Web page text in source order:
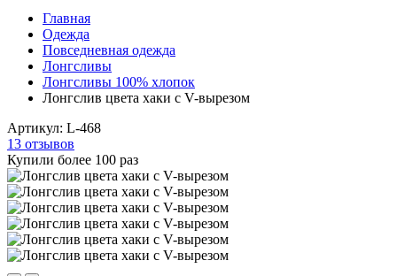
Главная
Одежда
Повседневная одежда
Лонгсливы
Лонгсливы 100% хлопок
Лонгслив цвета хаки с V-вырезом
Артикул: L-468
13 отзывов
Купили более 100 раз